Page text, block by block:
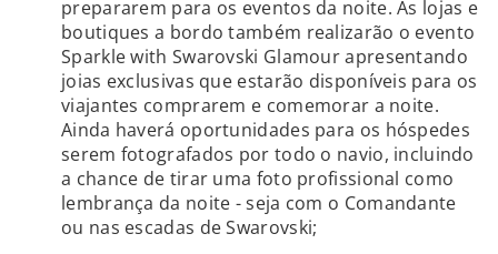
prepararem para os eventos da noite. As lojas e
boutiques a bordo também realizarão o evento
Sparkle with Swarovski Glamour apresentando
joias exclusivas que estarão disponíveis para os
viajantes comprarem e comemorar a noite.
Ainda haverá oportunidades para os hóspedes
serem fotografados por todo o navio, incluindo
a chance de tirar uma foto profissional como
lembrança da noite - seja com o Comandante
ou nas escadas de Swarovski;